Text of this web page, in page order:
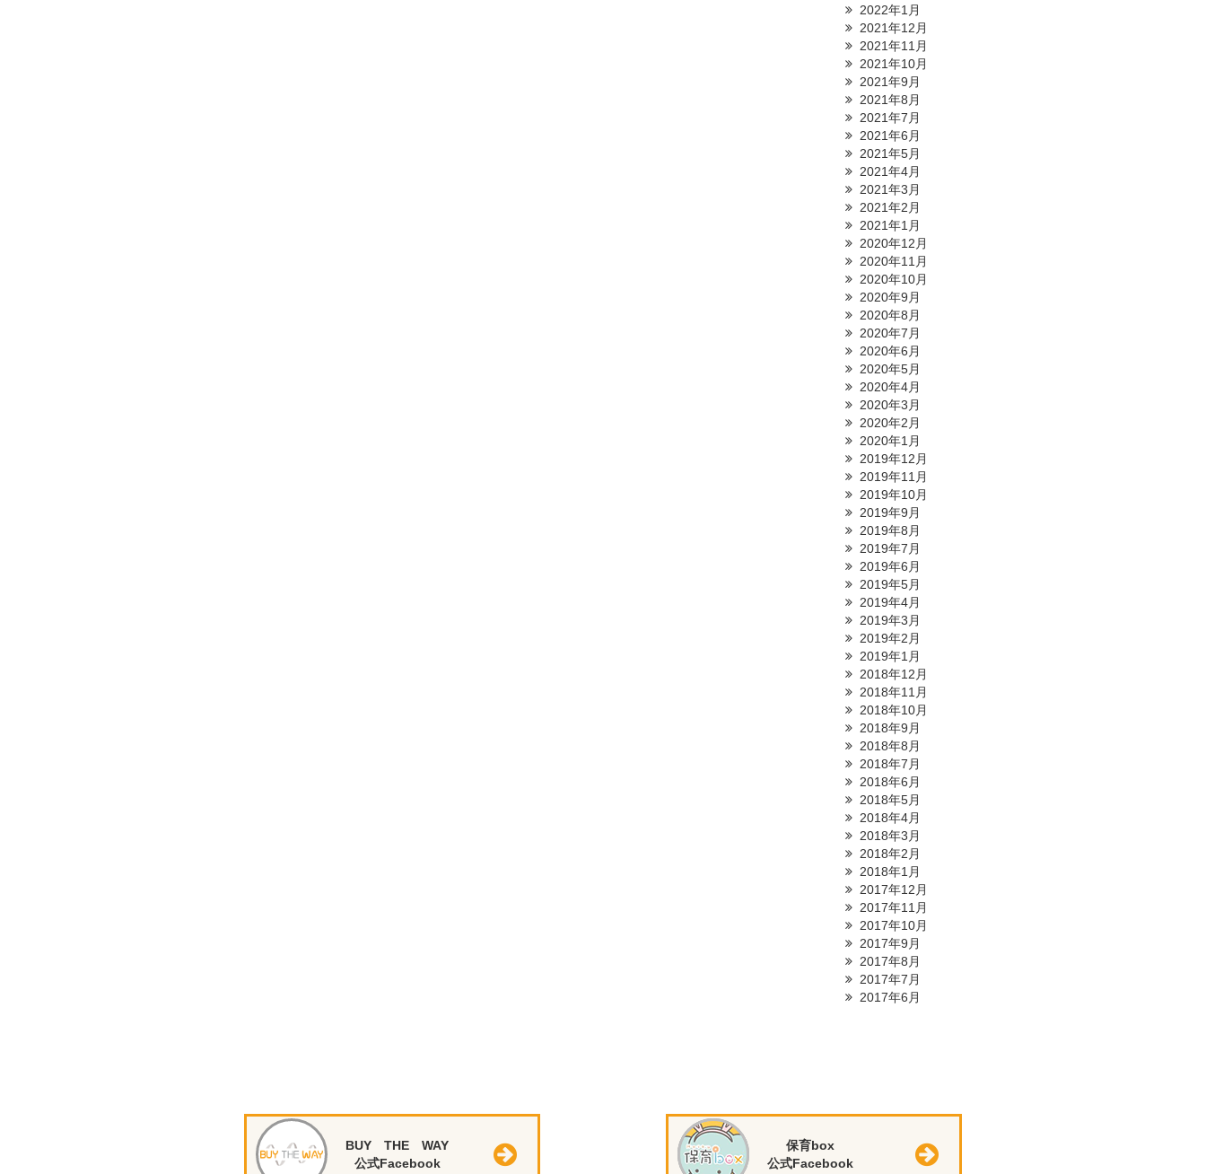
2022年1月
2021年12月
2021年11月
2021年10月
2021年9月
2021年8月
2021年7月
2021年6月
2021年5月
2021年4月
2021年3月
2021年2月
2021年1月
2020年12月
2020年11月
2020年10月
2020年9月
2020年8月
2020年7月
2020年6月
2020年5月
2020年4月
2020年3月
2020年2月
2020年1月
2019年12月
2019年11月
2019年10月
2019年9月
2019年8月
2019年7月
2019年6月
2019年5月
2019年4月
2019年3月
2019年2月
2019年1月
2018年12月
2018年11月
2018年10月
2018年9月
2018年8月
2018年7月
2018年6月
2018年5月
2018年4月
2018年3月
2018年2月
2018年1月
2017年12月
2017年11月
2017年10月
2017年9月
2017年8月
2017年7月
2017年6月
BUY THE WAY
公式Facebook
保育box
公式Facebook